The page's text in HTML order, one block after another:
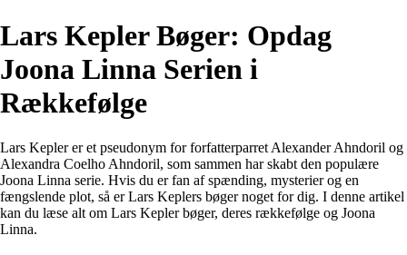
Lars Kepler Bøger: Opdag
Joona Linna Serien i
Rækkefølge
Lars Kepler er et pseudonym for forfatterparret Alexander Ahndoril og
Alexandra Coelho Ahndoril, som sammen har skabt den populære
Joona Linna serie. Hvis du er fan af spænding, mysterier og en
fængslende plot, så er Lars Keplers bøger noget for dig. I denne artikel
kan du læse alt om Lars Kepler bøger, deres rækkefølge og Joona
Linna.